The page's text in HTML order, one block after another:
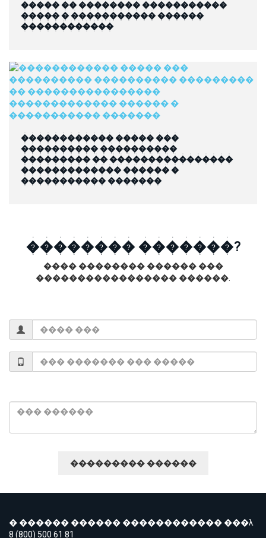
����� �� �������� �����������
����� � ����������� ������
������������
������������ ����� ���
���������� ����������
��������� �� ����������������
������������� ������ �
����������� �������
�������� �������?
���� �������� ������ ���
����������������� ������.
� ������ ������ ������������ ���λ
8 (800) 500 61 81